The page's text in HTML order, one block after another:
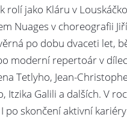
jako Kláru v
Nuages v choreografii
po dobu dvaceti let,
moderní repertoár v
Tetlyho, Jean-
Itzika Galili a dalších. V
po skončení aktivní